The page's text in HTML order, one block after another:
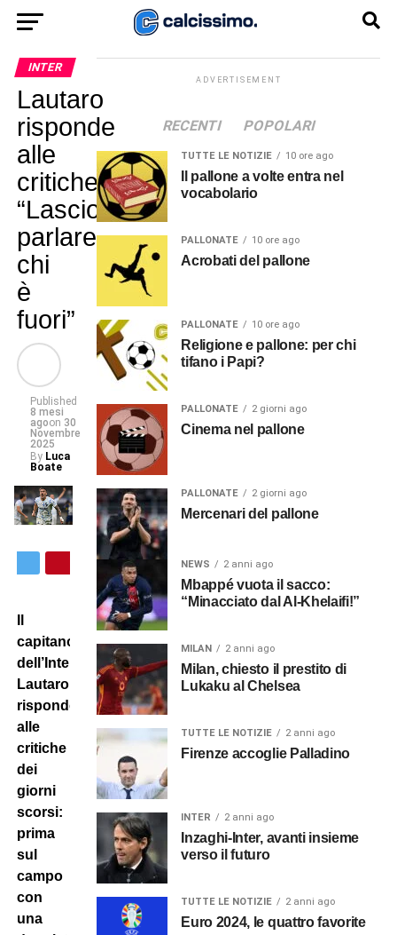
INTER
Lautaro
risponde
alle
critiche:
“Lascio
parlare
chi
è
fuori”
Published
8 mesi
agoon 30
Novembre
2025
By Luca
Boate
capitano
dell’Inter
Lautaro
risponde
alle
critiche
dei
giorni
scorsi:
prima
sul
campo
con
una
ADVERTISEMENT
RECENTI POPOLARI
TUTTE LE NOTIZIE 10 ore ago
Il pallone a volte entra nel
vocabolario
PALLONATE 10 ore ago
Acrobati del pallone
PALLONATE 10 ore ago
Religione e pallone: per chi
tifano i Papi?
PALLONATE 2 giorni ago
Cinema nel pallone
PALLONATE 2 giorni ago
Mercenari del pallone
NEWS 2 anni ago
Mbappé vuota il sacco:
“Minacciato dal Al-Khelaifi!”
MILAN 2 anni ago
Milan, chiesto il prestito di
Lukaku al Chelsea
TUTTE LE NOTIZIE 2 anni ago
Firenze accoglie Palladino
INTER 2 anni ago
Inzaghi-Inter, avanti insieme
verso il futuro
TUTTE LE NOTIZIE 2 anni ago
Euro 2024, le quattro favorite